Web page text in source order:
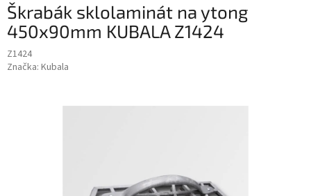
Škrabák sklolaminát na ytong
450x90mm KUBALA Z1424
Z1424
Značka: Kubala